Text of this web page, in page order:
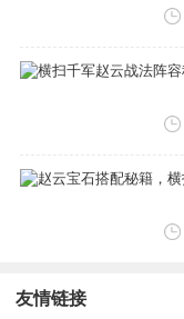
友情链接